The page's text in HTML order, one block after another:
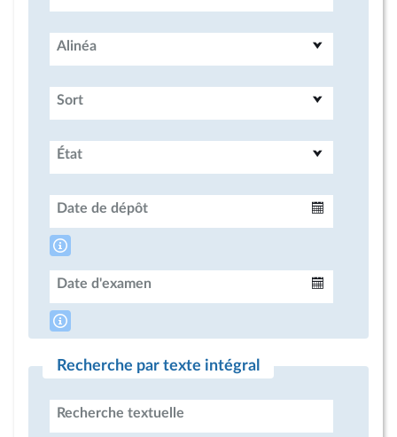
Alinéa
Sort
État
Date de dépôt
Date d'examen
Recherche par texte intégral
Recherche textuelle